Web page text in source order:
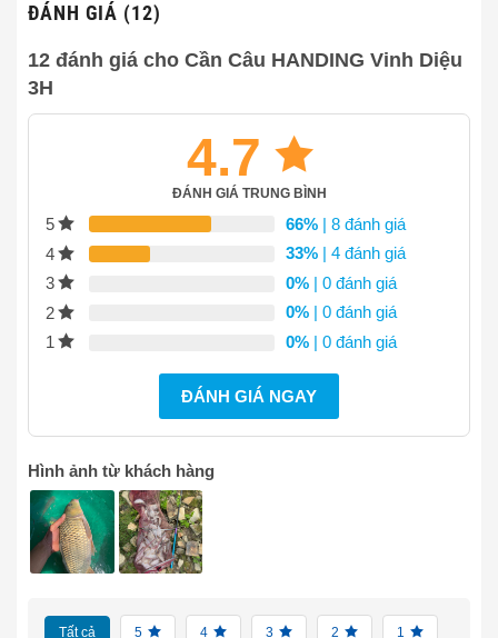
ĐÁNH GIÁ (12)
12 đánh giá cho Cần Câu HANDING Vinh Diệu
3H
4.7
ĐÁNH GIÁ TRUNG BÌNH
5 66% | 8 đánh giá
4
33% | 4 đánh giá
3
0% | 0 đánh giá
2
0% | 0 đánh giá
1
0% | 0 đánh giá
ĐÁNH GIÁ NGAY
Hình ảnh từ khách hàng
Tất cả 5 4 3 2 1